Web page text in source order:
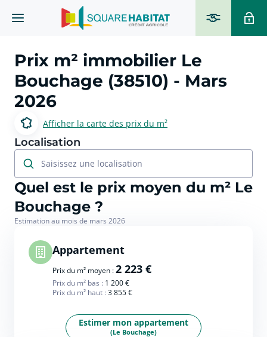
Prix m² immobilier Le
Bouchage (38510) - Mars
2026
Afficher la carte des prix du m²
Localisation
Saisissez une localisation
Quel est le prix moyen du m² Le
Bouchage ?
Estimation au mois de mars 2026
Appartement
Prix du m² moyen :2 223 €
Prix du m² bas : 1 200 €
Prix du m² haut :3 855 €
Estimer mon appartement
(Le Bouchage)